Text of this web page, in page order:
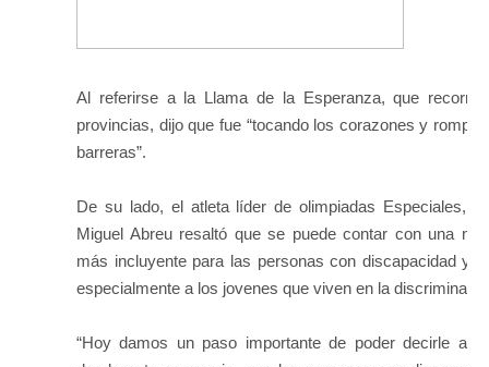
Al referirse a la Llama de la Esperanza, que recorrió
provincias, dijo que fue “tocando los corazones y
barreras”.
De su lado, el atleta líder de olimpiadas Especiales,
Miguel Abreu resaltó que se puede contar con una
más incluyente para las personas con discapacidad y
especialmente a los jovenes que viven en la
“Hoy damos un paso importante de poder decirle al